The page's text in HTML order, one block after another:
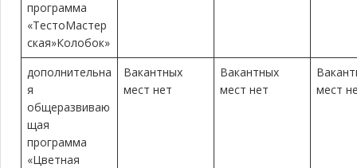
программа
«ТестоМастер
ская»Колобок»
дополнительна
я
общеразвиваю
щая
программа
«Цветная
Вакантных
мест нет
Вакантных
мест нет
мест